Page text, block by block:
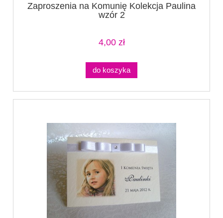
Zaproszenia na Komunię Kolekcja Paulina
wzór 2
4,00 zł
do koszyka